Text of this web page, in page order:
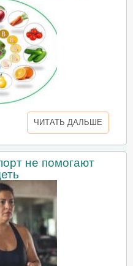
ЧИТАТЬ ДАЛЬШЕ
не помогают